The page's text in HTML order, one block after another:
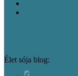
Élet sója blog: